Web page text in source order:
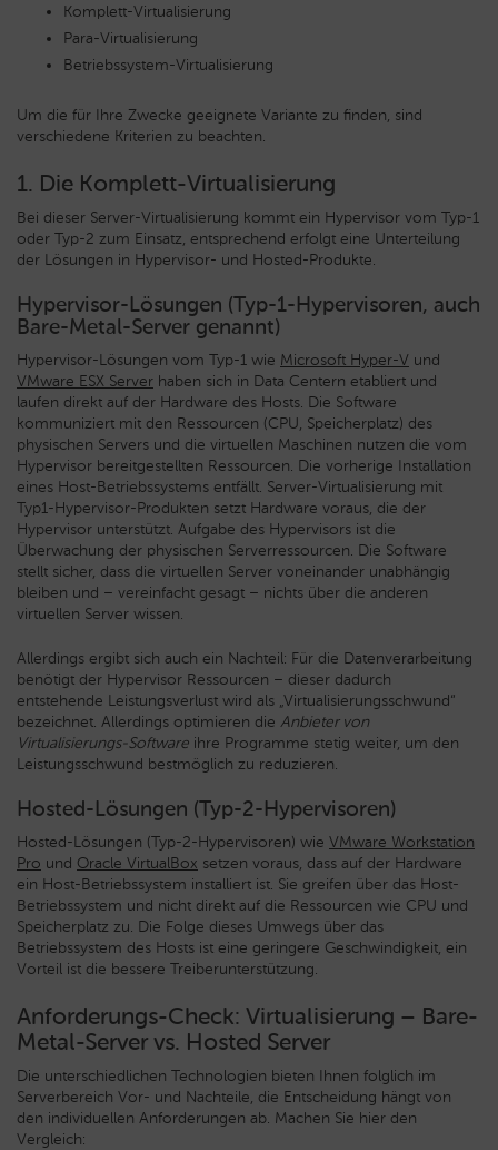
Komplett-Virtualisierung
Para-Virtualisierung
Betriebssystem-Virtualisierung
Um die für Ihre Zwecke geeignete Variante zu finden, sind
verschiedene Kriterien zu beachten.
1. Die Komplett-Virtualisierung
Bei dieser Server-Virtualisierung kommt ein Hypervisor vom Typ-1
oder Typ-2 zum Einsatz, entsprechend erfolgt eine Unterteilung
der Lösungen in Hypervisor- und Hosted-Produkte.
Hypervisor-Lösungen (Typ-1-Hypervisoren, auch
Bare-Metal-Server genannt)
Hypervisor-Lösungen vom Typ-1 wie Microsoft Hyper-V und
VMware ESX Server haben sich in Data Centern etabliert und
laufen direkt auf der Hardware des Hosts. Die Software
kommuniziert mit den Ressourcen (CPU, Speicherplatz) des
physischen Servers und die virtuellen Maschinen nutzen die vom
Hypervisor bereitgestellten Ressourcen. Die vorherige Installation
eines Host-Betriebssystems entfällt. Server-Virtualisierung mit
Typ1-Hypervisor-Produkten setzt Hardware voraus, die der
Hypervisor unterstützt. Aufgabe des Hypervisors ist die
Überwachung der physischen Serverressourcen. Die Software
stellt sicher, dass die virtuellen Server voneinander unabhängig
bleiben und – vereinfacht gesagt – nichts über die anderen
virtuellen Server wissen.
Allerdings ergibt sich auch ein Nachteil: Für die Datenverarbeitung
benötigt der Hypervisor Ressourcen – dieser dadurch
entstehende Leistungsverlust wird als „Virtualisierungsschwund“
bezeichnet. Allerdings optimieren die Anbieter von
Virtualisierungs-Software ihre Programme stetig weiter, um den
Leistungsschwund bestmöglich zu reduzieren.
Hosted-Lösungen (Typ-2-Hypervisoren)
Hosted-Lösungen (Typ-2-Hypervisoren) wie VMware Workstation
Pro und Oracle VirtualBox setzen voraus, dass auf der Hardware
ein Host-Betriebssystem installiert ist. Sie greifen über das Host-
Betriebssystem und nicht direkt auf die Ressourcen wie CPU und
Speicherplatz zu. Die Folge dieses Umwegs über das
Betriebssystem des Hosts ist eine geringere Geschwindigkeit, ein
Vorteil ist die bessere Treiberunterstützung.
Anforderungs-Check: Virtualisierung – Bare-
Metal-Server vs. Hosted Server
Die unterschiedlichen Technologien bieten Ihnen folglich im
Serverbereich Vor- und Nachteile, die Entscheidung hängt von
den individuellen Anforderungen ab. Machen Sie hier den
Vergleich: